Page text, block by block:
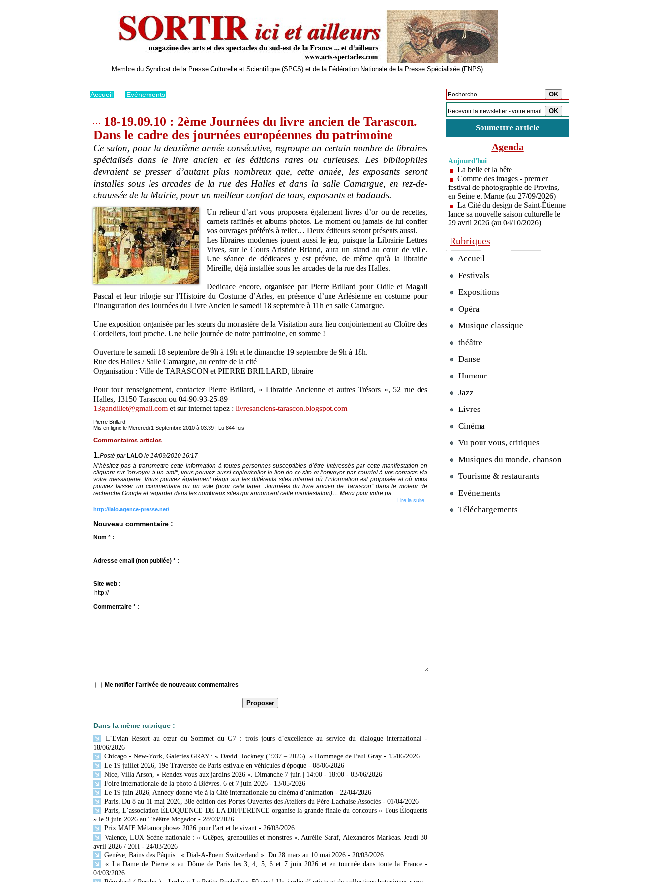
Membre du Syndicat de la Presse Culturelle et Scientifique (SPCS) et de la Fédération Nationale de la Presse Spécialisée (FNPS)
Accueil Evénements
18-19.09.10 : 2ème Journées du livre ancien de Tarascon.
Dans le cadre des journées européennes du patrimoine
Ce salon, pour la deuxième année consécutive, regroupe un certain nombre de libraires
spécialisés dans le livre ancien et les éditions rares ou curieuses. Les bibliophiles
devraient se presser d’autant plus nombreux que, cette année, les exposants seront
installés sous les arcades de la rue des Halles et dans la salle Camargue, en rez-de-
chaussée de la Mairie, pour un meilleur confort de tous, exposants et badauds.
Un relieur d’art vous proposera également livres d’or ou de recettes,
carnets raffinés et albums photos. Le moment ou jamais de lui confier
vos ouvrages préférés à relier… Deux éditeurs seront présents aussi.
Les libraires modernes jouent aussi le jeu, puisque la Librairie Lettres
Vives, sur le Cours Aristide Briand, aura un stand au cœur de ville.
Une séance de dédicaces y est prévue, de même qu’à la librairie
Mireille, déjà installée sous les arcades de la rue des Halles.
Dédicace encore, organisée par Pierre Brillard pour Odile et Magali
Pascal et leur trilogie sur l’Histoire du Costume d’Arles, en présence d’une Arlésienne en costume pour
l’inauguration des Journées du Livre Ancien le samedi 18 septembre à 11h en salle Camargue.
Une exposition organisée par les sœurs du monastère de la Visitation aura lieu conjointement au Cloître des
Cordeliers, tout proche. Une belle journée de notre patrimoine, en somme !
Ouverture le samedi 18 septembre de 9h à 19h et le dimanche 19 septembre de 9h à 18h.
Rue des Halles / Salle Camargue, au centre de la cité
Organisation : Ville de TARASCON et PIERRE BRILLARD, libraire
Pour tout renseignement, contactez Pierre Brillard, « Librairie Ancienne et autres Trésors », 52 rue des
Halles, 13150 Tarascon ou 04-90-93-25-89
13gandillet@gmail.com et sur internet tapez : livresanciens-tarascon.blogspot.com
Pierre Brillard
Mis en ligne le Mercredi 1 Septembre 2010 à 03:39 | Lu 844 fois
Commentaires articles
1.Posté par LALO le 14/09/2010 16:17
N’hésitez pas à transmettre cette information à toutes personnes susceptibles d’être intéressés par cette manifestation en
cliquant sur "envoyer à un ami", vous pouvez aussi copier/coller le lien de ce site et l’envoyer par courriel à vos contacts via
votre messagerie. Vous pouvez également réagir sur les différents sites internet où l’information est proposée et où vous
pouvez laisser un commentaire ou un vote (pour cela taper “Journées du livre ancien de Tarascon” dans le moteur de
recherche Google et regarder dans les nombreux sites qui annoncent cette manifestation)… Merci pour votre pa...
Lire la suite
http://lalo.agence-presse.net/
Nouveau commentaire :
Nom * :
Adresse email (non publiée) * :
Site web :
Commentaire * :
Me notifier l'arrivée de nouveaux commentaires
Dans la même rubrique :
L’Evian Resort au cœur du Sommet du G7 : trois jours d’excellence au service du dialogue international -
18/06/2026
Chicago - New-York, Galeries GRAY : « David Hockney (1937 – 2026). » Hommage de Paul Gray - 15/06/2026
Le 19 juillet 2026, 19e Traversée de Paris estivale en véhicules d'époque - 08/06/2026
Nice, Villa Arson, « Rendez-vous aux jardins 2026 ». Dimanche 7 juin | 14:00 - 18:00 - 03/06/2026
Foire internationale de la photo à Bièvres. 6 et 7 juin 2026 - 13/05/2026
Le 19 juin 2026, Annecy donne vie à la Cité internationale du cinéma d’animation - 22/04/2026
Paris. Du 8 au 11 mai 2026, 38e édition des Portes Ouvertes des Ateliers du Père-Lachaise Associés - 01/04/2026
Paris, L’association ÉLOQUENCE DE LA DIFFERENCE organise la grande finale du concours « Tous Éloquents
» le 9 juin 2026 au Théâtre Mogador - 28/03/2026
Prix MAIF Métamorphoses 2026 pour l'art et le vivant - 26/03/2026
Valence, LUX Scène nationale : « Guêpes, grenouilles et monstres ». Aurélie Saraf, Alexandros Markeas. Jeudi 30
avril 2026 / 20H - 24/03/2026
Genève, Bains des Pâquis : « Dial-A-Poem Switzerland ». Du 28 mars au 10 mai 2026 - 20/03/2026
« La Dame de Pierre » au Dôme de Paris les 3, 4, 5, 6 et 7 juin 2026 et en tournée dans toute la France -
04/03/2026
Soumettre article
Agenda
Aujourd'hui
La belle et la bête
Comme des images - premier
festival de photographie de Provins,
en Seine et Marne (au 27/09/2026)
La Cité du design de Saint-Étienne
lance sa nouvelle saison culturelle le
29 avril 2026 (au 04/10/2026)
Rubriques
Accueil
Festivals
Expositions
Opéra
Musique classique
théâtre
Danse
Humour
Jazz
Livres
Cinéma
Vu pour vous, critiques
Musiques du monde, chanson
Tourisme & restaurants
Evénements
Téléchargements